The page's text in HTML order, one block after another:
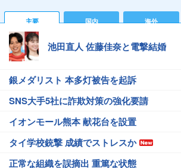
主要 国内 海外
池田直人 佐藤佳奈と電撃結婚
銀メダリスト 本多灯被告を起訴
SNS大手5社に詐欺対策の強化要請
イオンモール熊本 献花台を設置
タイ学校銃撃 成績でストレスか
正常な組織を誤摘出 重篤な状態